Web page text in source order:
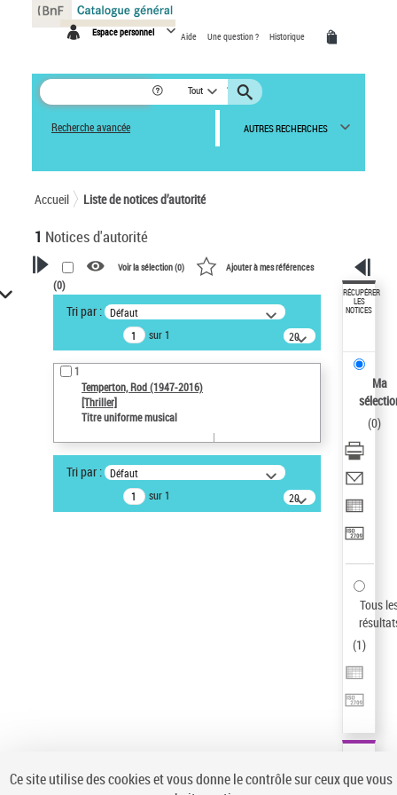
Espace personnel Aide Une question ? Historique
Tout
Recherche avancée AUTRES RECHERCHES
Accueil Liste de notices d’autorité
1 Notices d'autorité
VOTRE RECHERCHE
Recherche avancée dans les
notices d’autorité
Œuvres liées à l'auteur :
Temperton, Rod (1947-2016)
Type de notice d'autorité
Titre uniforme musical
Voir la sélection (0) Ajouter à mes références
(0)
Tri par : Défaut
sur 1
20
résultats/page
1
Temperton, Rod (1947-2016)
[Thriller]
Titre uniforme musical
Tri par : Défaut
sur 1
20
résultats/page
RÉCUPÉRER
LES
NOTICES
Ma
(0)
Tous
(1)
Panneau de gestion des cookies
Ce site utilise des cookies et vous donne le contrôle sur ceux que vous